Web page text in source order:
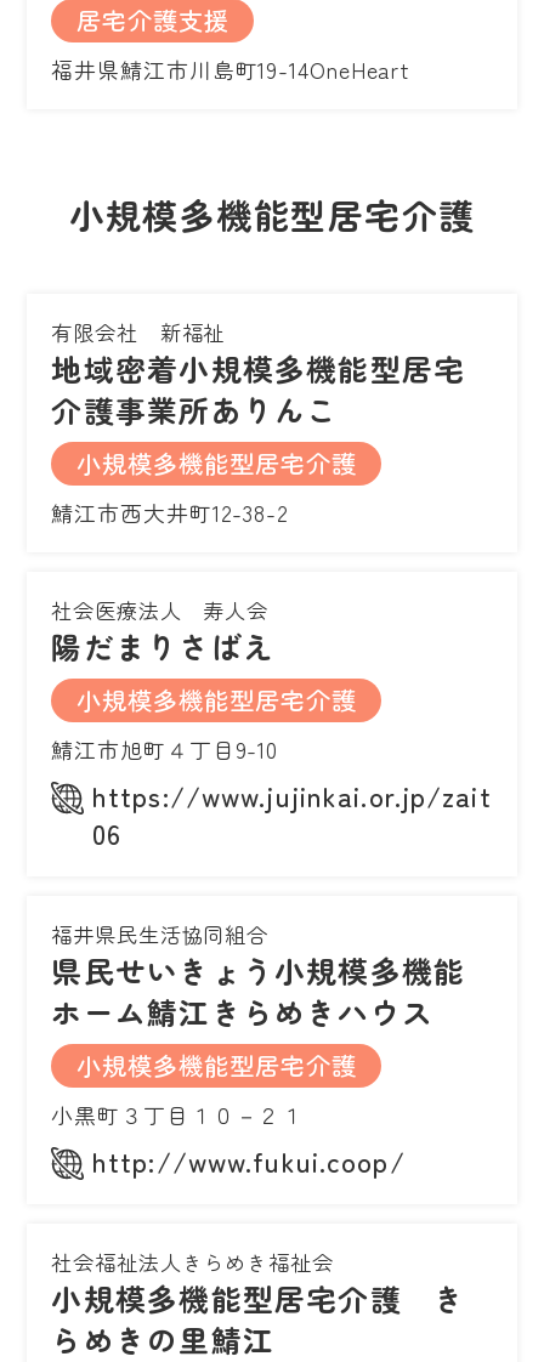
居宅介護支援
福井県鯖江市川島町19-14OneHeart
小規模多機能型居宅介護
有限会社 新福祉
地域密着小規模多機能型居宅
介護事業所ありんこ
小規模多機能型居宅介護
鯖江市西大井町12-38-2
社会医療法人 寿人会
陽だまりさばえ
小規模多機能型居宅介護
鯖江市旭町４丁目9-10
https://www.jujinkai.or.jp/
06
福井県民生活協同組合
県民せいきょう小規模多機能
ホーム鯖江きらめきハウス
小規模多機能型居宅介護
小黒町３丁目１０－２１
http://www.fukui.coop/
社会福祉法人きらめき福祉会
小規模多機能型居宅介護 き
らめきの里鯖江